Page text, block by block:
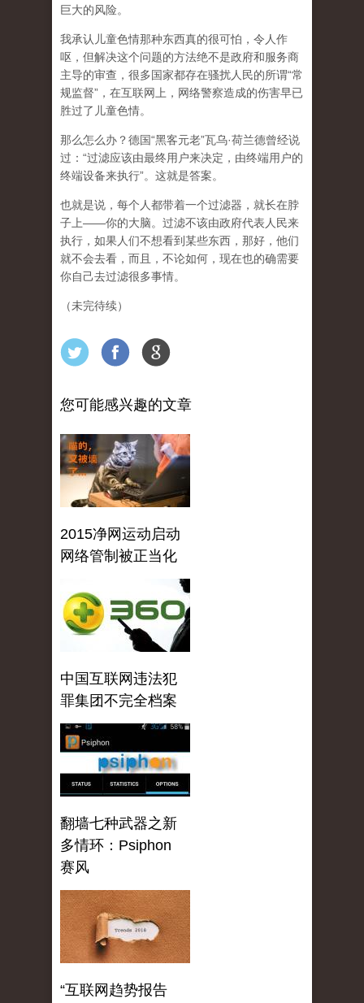
巨大的风险。
我承认儿童色情那种东西真的很可怕，令人作
呕，但解决这个问题的方法绝不是政府和服务商
主导的审查，很多国家都存在骚扰人民的所谓“常
规监督”，在互联网上，网络警察造成的伤害早已
胜过了儿童色情。
那么怎么办？德国“黑客元老”瓦乌·荷兰德曾经说
过：“过滤应该由最终用户来决定，由终端用户的
终端设备来执行”。这就是答案。
也就是说，每个人都带着一个过滤器，就长在脖
子上——你的大脑。过滤不该由政府代表人民来
执行，如果人们不想看到某些东西，那好，他们
就不会去看，而且，不论如何，现在也的确需要
你自己去过滤很多事情。
（未完待续）
您可能感兴趣的文章
2015净网运动启动
网络管制被正当化
中国互联网违法犯
罪集团不完全档案
翻墙七种武器之新
多情环：Psiphon
赛风
“互联网趋势报告